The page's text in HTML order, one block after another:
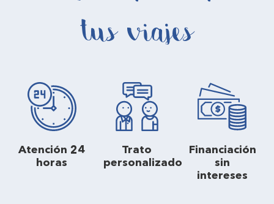
tus viajes
Atención 24
horas
Trato
personalizado
Financiación
sin
intereses